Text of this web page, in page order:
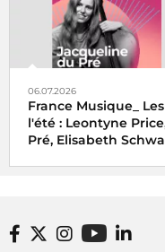
06.07.2026
France Musique_
l'été : Leontyne
Pré, Elisabeth